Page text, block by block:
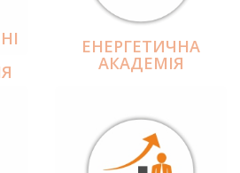
ЕНЕРГЕТИЧНА
АКАДЕМІЯ